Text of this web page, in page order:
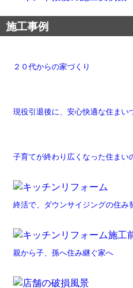
施工事例
２０代からの家づくり
現役引退後に、安心快適な住まい
子育てが終わり広くなった住まい
終活で、ダウンサイジングの住み
親から子、孫へ住み継ぐ家へ